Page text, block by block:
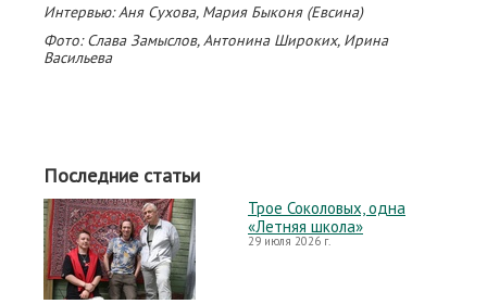
Интервью: Аня Сухова, Мария Быконя (Евсина)
Фото: Слава Замыслов, Антонина Широких, Ирина
Васильева
Последние статьи
Трое Соколовых, одна
«Летняя школа»
29 июля 2026 г.